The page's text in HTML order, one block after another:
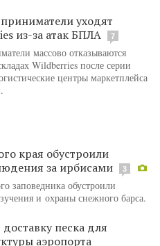
уходят
из-за атак БПЛА
7
массово отказываются
Wildberries после серии
центры маркетплейса
края обустроили
за ирбисами
3
заповедника обустроили
и охраны снежного барса.
песка для
аэропорта